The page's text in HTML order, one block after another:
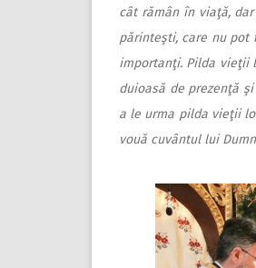
cât rămân în viaţă,
părinteşti, care nu pot
importanţi. Pilda vieţii
duioasă de prezenţă
a le urma pilda vieţii
vouă cuvântul lui